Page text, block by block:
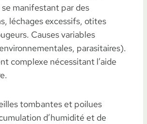
manifestant par des
léchages excessifs, otites
Causes variables
parasitaires).
complexe nécessitant l’aide
tombantes et poilues
d’humidité et de